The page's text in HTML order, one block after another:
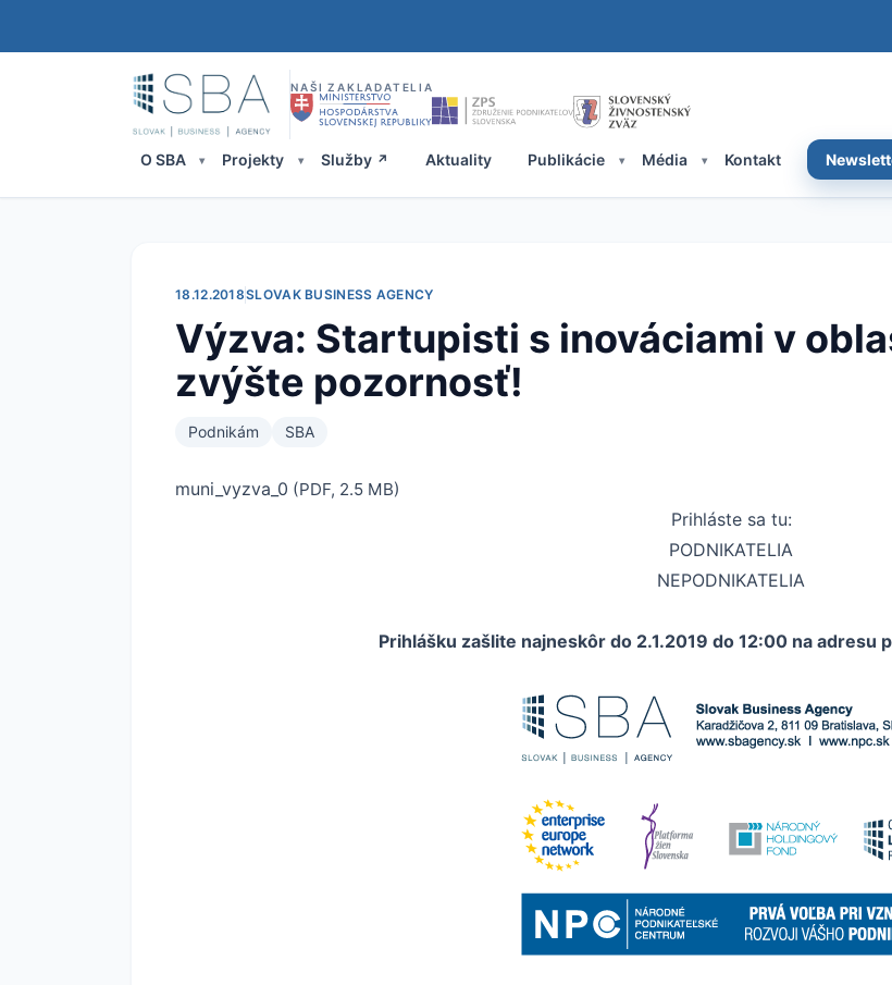
NAŠI ZAKLADATELIA
O SBA Projekty Služby Aktuality Publikácie Média Kontakt
18.12.2018SLOVAK BUSINESS AGENCY
Výzva: Startupisti s inováciami v
zvýšte pozornosť!
Podnikám SBA
muni_vyzva_0 (PDF, 2.5 MB)
Prihláste sa tu:
PODNIKATELIA
NEPODNIKATELIA
Prihlášku zašlite najneskôr do 2.1.2019 do 12:00 na adresu